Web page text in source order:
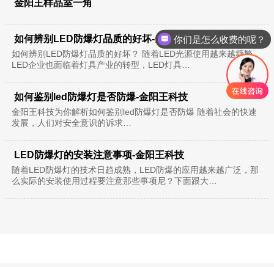
金阳王样品室一角
如何辨别LED防爆灯品质的好坏-金阳王科技
如何辨别LED防爆灯品质的好坏？ 随着LED光源使用越来越频繁，
LED企业也面临着灯具产业的转型，LED灯具…
如何鉴别led防爆灯是否防爆-金阳王科技
金阳王科技为你解析如何鉴别led防爆灯是否防爆 随着社会的快速
发展，人们对安全意识的诉求…
LED防爆灯的安装注意事项-金阳王科技
随着LED防爆灯的技术日趋成熟，LED防爆的应用越来越广泛，那
么实际的安装使用过程要注意那些事项尼？下面跟大…
现在有优惠活动么？